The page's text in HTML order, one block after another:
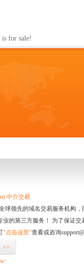
for sale!
中介交易
球领先的域名交易服务机构
业的第三方服务！ 为了保证
“点击这里”查看或咨询
>>